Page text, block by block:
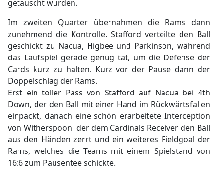
getauscht wurden.
Im zweiten Quarter übernahmen die Rams dann
zunehmend die Kontrolle. Stafford verteilte den Ball
geschickt zu Nacua, Higbee und Parkinson, während
das Laufspiel gerade genug tat, um die Defense der
Cards kurz zu halten. Kurz vor der Pause dann der
Doppelschlag der Rams.
Erst ein toller Pass von Stafford auf Nacua bei 4th
Down, der den Ball mit einer Hand im Rückwärtsfallen
einpackt, danach eine schön erarbeitete Interception
von Witherspoon, der dem Cardinals Receiver den Ball
aus den Händen zerrt und ein weiteres Fieldgoal der
Rams, welches die Teams mit einem Spielstand von
16:6 zum Pausentee schickte.